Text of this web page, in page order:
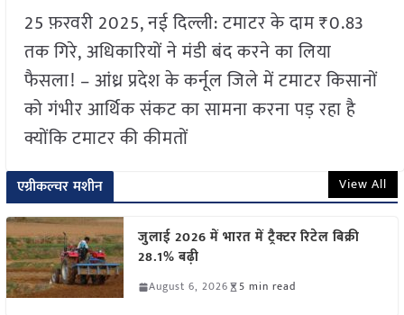
25 फ़रवरी 2025, नई दिल्ली: टमाटर के दाम ₹0.83
तक गिरे, अधिकारियों ने मंडी बंद करने का लिया
फैसला! – आंध्र प्रदेश के कर्नूल जिले में टमाटर किसानों
को गंभीर आर्थिक संकट का सामना करना पड़ रहा है
क्योंकि टमाटर की कीमतों
एग्रीकल्चर मशीन View All
जुलाई 2026 में भारत में ट्रैक्टर रिटेल बिक्री
28.1% बढ़ी
August 6, 2026 5 min read